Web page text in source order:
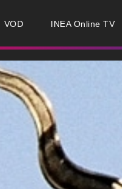
VOD INEA Online TV